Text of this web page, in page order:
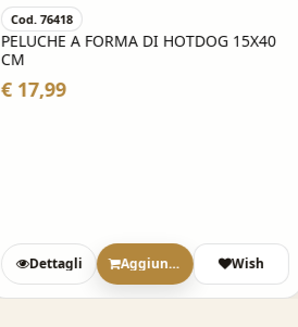
A FORMA DI HOTDOG 15X40
Aggiungi Wish